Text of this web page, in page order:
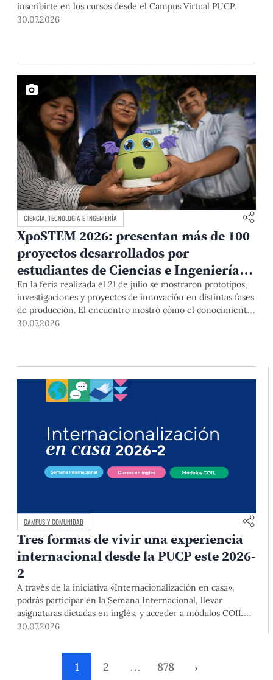
inscribirte en los cursos desde el Campus Virtual PUCP.
30.07.2026
CIENCIA, TECNOLOGÍA E INGENIERÍA
XpoSTEM 2026: presentan más de 100
proyectos desarrollados por
estudiantes de Ciencias e Ingeniería
PUCP orientados a atender
necesidades del país
En la feria realizada el 21 de julio se mostraron prototipos,
investigaciones y proyectos de innovación en distintas fases
de producción. El encuentro mostró cómo el conocimiento
adquirido en las aulas puede responder a desafíos concretos
30.07.2026
CAMPUS Y COMUNIDAD
Tres formas de vivir una experiencia
internacional desde la PUCP este 2026-
2
A través de la iniciativa «Internacionalización en casa»,
podrás participar en la Semana Internacional, llevar
asignaturas dictadas en inglés, y acceder a módulos COIL
junto con estudiantes y docentes de universidades
mediante el Campus Virtual, durante la Matrícula 2026-2.
30.07.2026
1 2 … 878 ›